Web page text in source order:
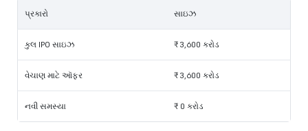
પ્રકારો સાઇઝ
કુલ IPO સાઇઝ ₹ 3,600 કરોડ
વેચાણ માટે ઑફર ₹ 3,600 કરોડ
નવી સમસ્યા ₹ 0 કરોડ